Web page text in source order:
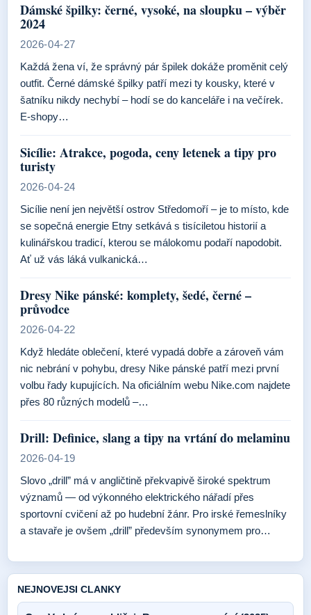
Dámské špilky: černé, vysoké, na sloupku – výběr
2024
2026-04-27
Každá žena ví, že správný pár špilek dokáže proměnit celý
outfit. Černé dámské špilky patří mezi ty kousky, které v
šatníku nikdy nechybí – hodí se do kanceláře i na večírek.
E-shopy…
Sicílie: Atrakce, pogoda, ceny letenek a tipy pro
turisty
2026-04-24
Sicílie není jen největší ostrov Středomoří – je to místo, kde
se sopečná energie Etny setkává s tisíciletou historií a
kulinářskou tradicí, kterou se málokomu podaří napodobit.
Ať už vás láká vulkanická…
Dresy Nike pánské: komplety, šedé, černé –
průvodce
2026-04-22
Když hledáte oblečení, které vypadá dobře a zároveň vám
nic nebrání v pohybu, dresy Nike pánské patří mezi první
volbu řady kupujících. Na oficiálním webu Nike.com najdete
přes 80 různých modelů –…
Drill: Definice, slang a tipy na vrtání do melaminu
2026-04-19
Slovo „drill” má v angličtině překvapivě široké spektrum
významů — od výkonného elektrického nářadí přes
sportovní cvičení až po hudební žánr. Pro irské řemeslníky
a stavaře je ovšem „drill” především synonymem pro…
NEJNOVEJSI CLANKY